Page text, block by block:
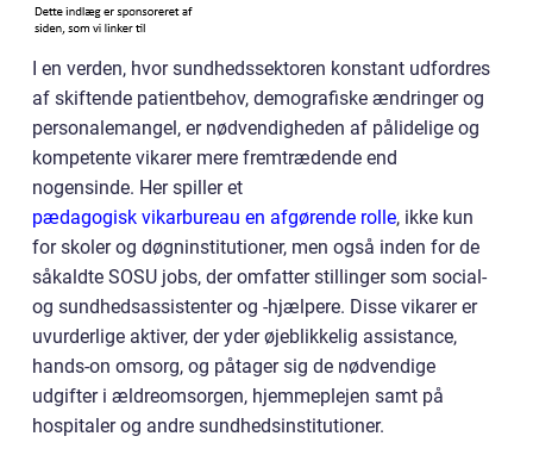
I en verden, hvor sundhedssektoren konstant udfordres
af skiftende patientbehov, demografiske ændringer og
personalemangel, er nødvendigheden af pålidelige og
kompetente vikarer mere fremtrædende end
nogensinde. Her spiller et
pædagogisk vikarbureau en afgørende rolle, ikke kun
for skoler og døgninstitutioner, men også inden for de
såkaldte SOSU jobs, der omfatter stillinger som social-
og sundhedsassistenter og -hjælpere. Disse vikarer er
uvurderlige aktiver, der yder øjeblikkelig assistance,
hands-on omsorg, og påtager sig de nødvendige
udgifter i ældreomsorgen, hjemmeplejen samt på
hospitaler og andre sundhedsinstitutioner.